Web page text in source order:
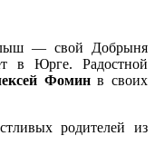
— свой Добрыня
в Юрге. Радостной
Фоминв своих
родителей из